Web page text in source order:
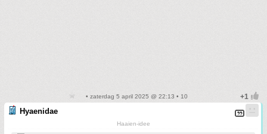
• zaterdag 5 april 2025 @ 22:13 • 10
Hyaenidae
Haaien-idee